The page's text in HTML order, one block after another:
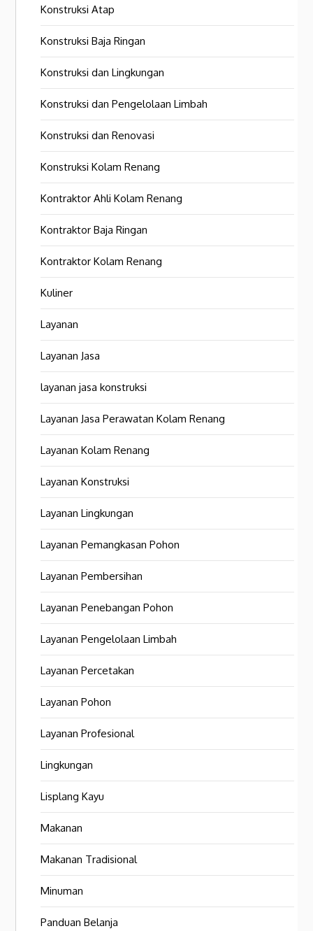
Konstruksi Atap
Konstruksi Baja Ringan
Konstruksi dan Lingkungan
Konstruksi dan Pengelolaan Limbah
Konstruksi dan Renovasi
Konstruksi Kolam Renang
Kontraktor Ahli Kolam Renang
Kontraktor Baja Ringan
Kontraktor Kolam Renang
Kuliner
Layanan
Layanan Jasa
layanan jasa konstruksi
Layanan Jasa Perawatan Kolam Renang
Layanan Kolam Renang
Layanan Konstruksi
Layanan Lingkungan
Layanan Pemangkasan Pohon
Layanan Pembersihan
Layanan Penebangan Pohon
Layanan Pengelolaan Limbah
Layanan Percetakan
Layanan Pohon
Layanan Profesional
Lingkungan
Lisplang Kayu
Makanan
Makanan Tradisional
Minuman
Panduan Belanja